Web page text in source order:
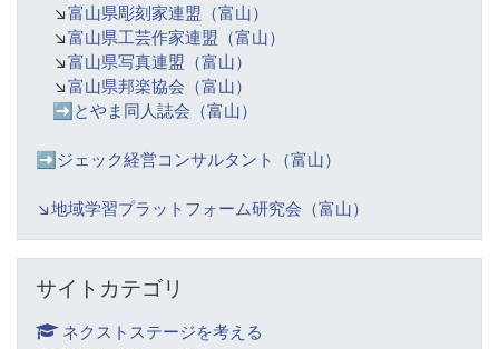
↘️富山県彫刻家連盟（富山）
↘️富山県工芸作家連盟（富山）
↘️富山県写真連盟（富山）
↘️富山県邦楽協会（富山）
➡️ とやま同人誌会（富山）
➡️ジェック経営コンサルタント（富山）
↘️地域学習プラットフォーム研究会（富山）
サイトカテゴリ
ネクストステージを考える